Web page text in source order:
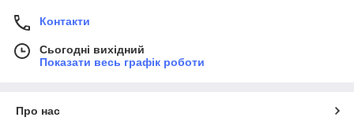
Контакти
Сьогодні вихідний
Показати весь графік роботи
Про нас